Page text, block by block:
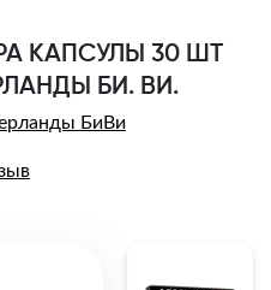
КАПСУЛЫ 30 ШТ
БИ. ВИ.
БиВи